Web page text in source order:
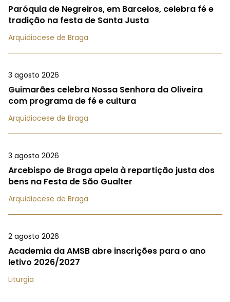
Paróquia de Negreiros, em Barcelos, celebra fé e
tradição na festa de Santa Justa
Arquidiocese de Braga
3 agosto 2026
Guimarães celebra Nossa Senhora da Oliveira
com programa de fé e cultura
Arquidiocese de Braga
3 agosto 2026
Arcebispo de Braga apela à repartição justa dos
bens na Festa de São Gualter
Arquidiocese de Braga
2 agosto 2026
Academia da AMSB abre inscrições para o ano
letivo 2026/2027
Liturgia